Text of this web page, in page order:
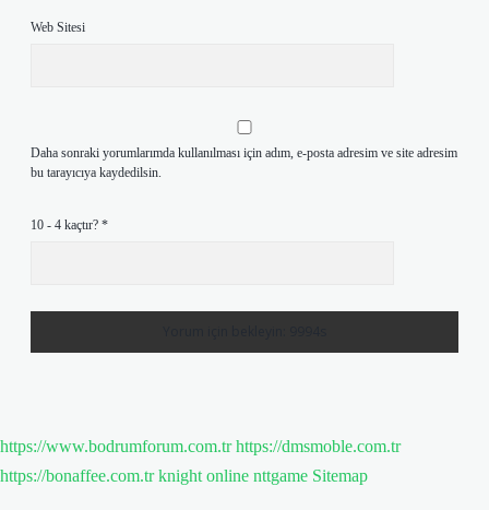
Web Sitesi
Daha sonraki yorumlarımda kullanılması için adım, e-posta adresim ve site adresim
bu tarayıcıya kaydedilsin.
10 - 4 kaçtır? *
https://www.bodrumforum.com.tr https://dmsmoble.com.tr
https://bonaffee.com.tr knight online nttgame Sitemap